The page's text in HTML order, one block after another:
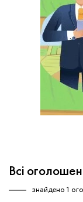
Всі
знайдено 1
Немає
Зареєструватися
обробку